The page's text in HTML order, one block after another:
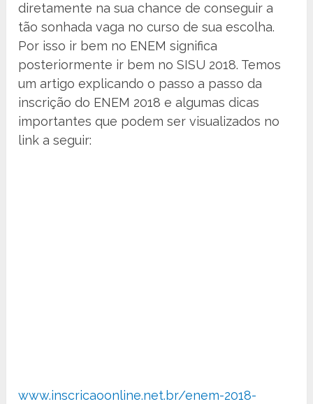
diretamente na sua chance de conseguir a
tão sonhada vaga no curso de sua escolha.
Por isso ir bem no ENEM significa
posteriormente ir bem no SISU 2018. Temos
um artigo explicando o passo a passo da
inscrição do ENEM 2018 e algumas dicas
importantes que podem ser visualizados no
link a seguir:
www.inscricaoonline.net.br/enem-2018-